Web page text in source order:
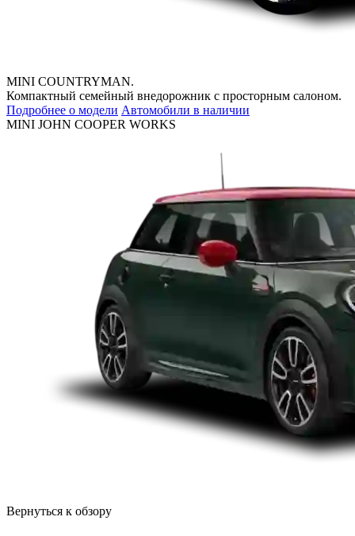
MINI COUNTRYMAN.
Компактный семейный внедорожник с просторным салоном.
Подробнее о модели Автомобили в наличии
MINI JOHN COOPER WORKS
Вернуться к обзору